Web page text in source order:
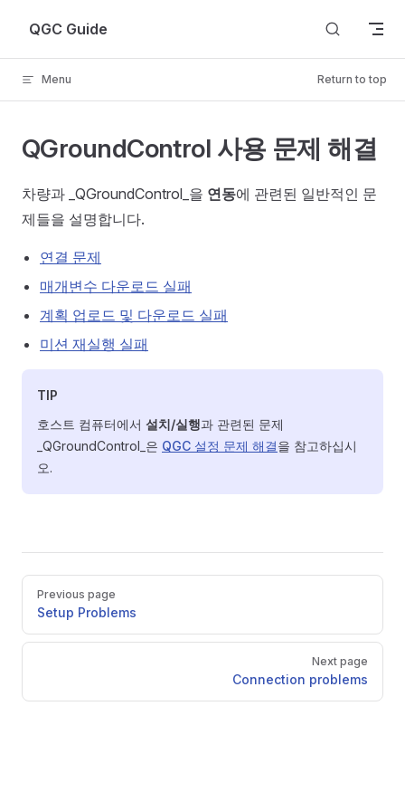
Skip to content
QGC Guide
Menu Return to top
QGroundControl 사용 문제 해결
차량과 _QGroundControl_을 연동에 관련된 일반적인 문
제들을 설명합니다.
연결 문제
매개변수 다운로드 실패
계획 업로드 및 다운로드 실패
미션 재실행 실패
TIP
호스트 컴퓨터에서 설치/실행과 관련된 문제
_QGroundControl_은 QGC 설정 문제 해결을 참고하십시
오.
Pager
Previous page
Setup Problems
Next page
Connection problems